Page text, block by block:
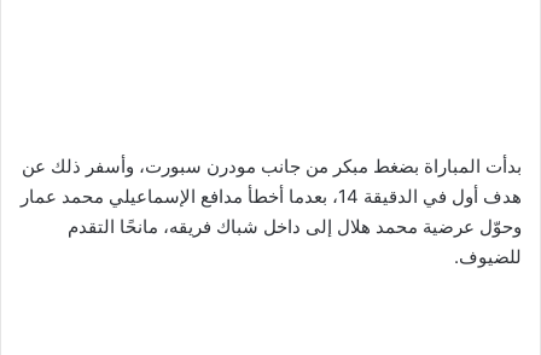
بدأت المباراة بضغط مبكر من جانب مودرن سبورت، وأسفر ذلك عن
هدف أول في الدقيقة 14، بعدما أخطأ مدافع الإسماعيلي محمد عمار
وحوّل عرضية محمد هلال إلى داخل شباك فريقه، مانحًا التقدم
للضيوف.